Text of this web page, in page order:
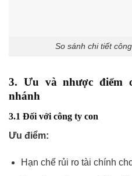
So sánh chi tiết
3. Ưu và nhược điểm
nhánh
3.1 Đối với công ty con
Ưu điểm:
Hạn chế rủi ro tài chính